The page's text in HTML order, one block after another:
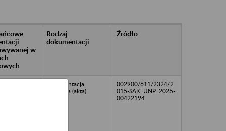
w
Rodzaj
dokumentacji
Źródło
dokumentacja
osobowa (akta)
002900/611/2324/2
015-SAK; UNP: 2025-
00422194